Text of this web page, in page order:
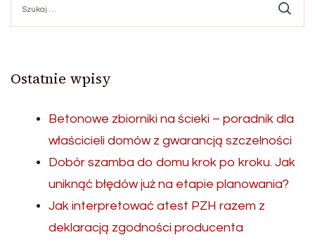
Ostatnie wpisy
Betonowe zbiorniki na ścieki – poradnik dla
właścicieli domów z gwarancją szczelności
Dobór szamba do domu krok po kroku. Jak
uniknąć błędów już na etapie planowania?
Jak interpretować atest PZH razem z
deklaracją zgodności producenta